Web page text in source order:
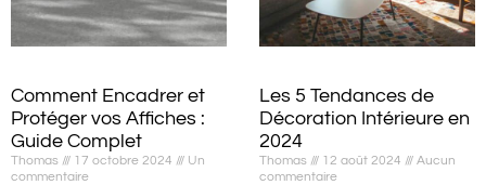
Comment Encadrer et
Protéger vos Affiches :
Guide Complet
Thomas 17 octobre 2024
Un
commentaire
Les 5 Tendances de
Décoration Intérieure en
2024
Thomas 12 août 2024
Aucun
commentaire